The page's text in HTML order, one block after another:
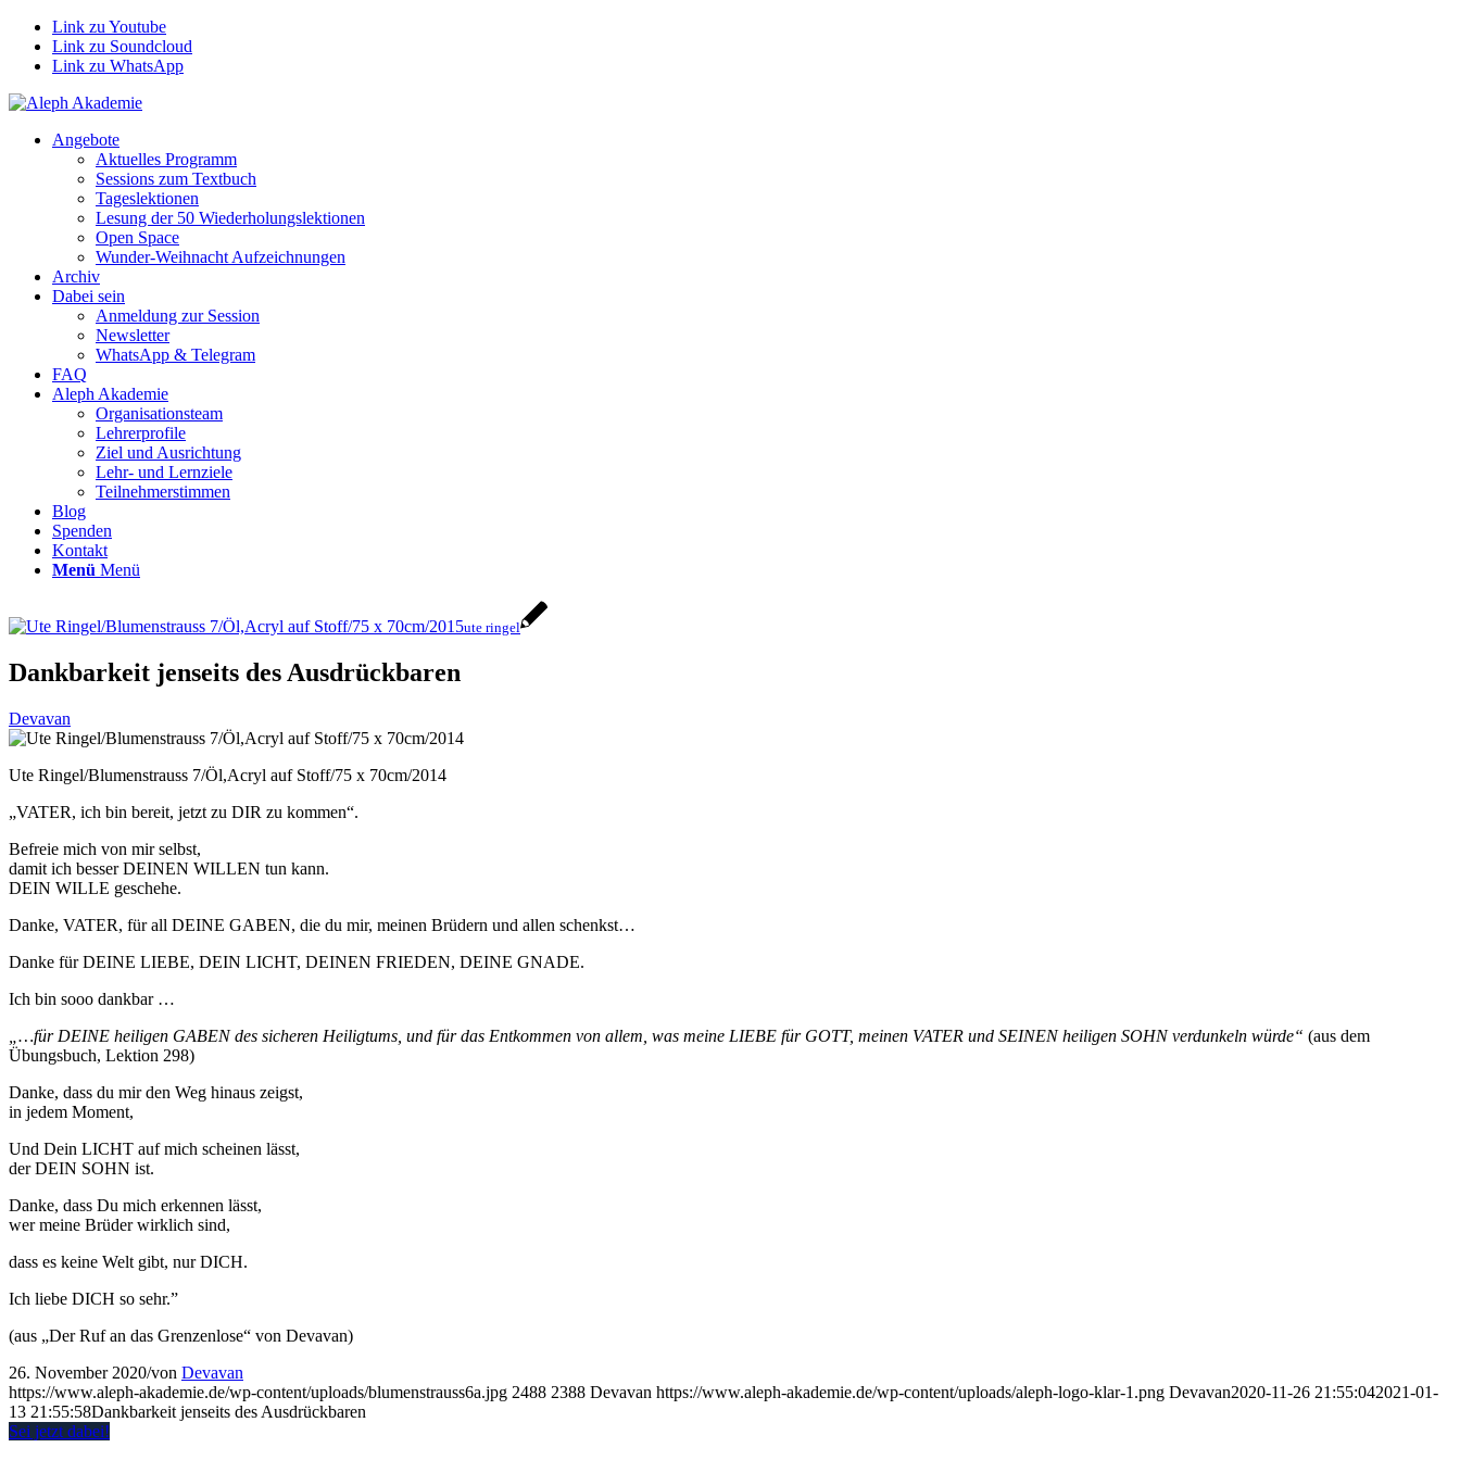
Link zu Youtube
Link zu Soundcloud
Link zu WhatsApp
Angebote
Aktuelles Programm
Sessions zum Textbuch
Tageslektionen
Lesung der 50 Wiederholungslektionen
Open Space
Wunder-Weihnacht Aufzeichnungen
Archiv
Dabei sein
Anmeldung zur Session
Newsletter
WhatsApp & Telegram
FAQ
Aleph Akademie
Organisationsteam
Lehrerprofile
Ziel und Ausrichtung
Lehr- und Lernziele
Teilnehmerstimmen
Blog
Spenden
Kontakt
Menü Menü
ute ringel
Dankbarkeit jenseits des Ausdrückbaren
Devavan
Ute Ringel/Blumenstrauss 7/Öl,Acryl auf Stoff/75 x 70cm/2014
„VATER, ich bin bereit, jetzt zu DIR zu kommen“.
Befreie mich von mir selbst,
damit ich besser DEINEN WILLEN tun kann.
DEIN WILLE geschehe.
Danke, VATER, für all DEINE GABEN, die du mir, meinen Brüdern und allen schenkst…
Danke für DEINE LIEBE, DEIN LICHT, DEINEN FRIEDEN, DEINE GNADE.
Ich bin sooo dankbar …
„…für DEINE heiligen GABEN des sicheren Heiligtums, und für das Entkommen von allem, was meine LIEBE für GOTT, meinen VATER und SEINEN heiligen SOHN verdunkeln würde“ (aus dem
Übungsbuch, Lektion 298)
Danke, dass du mir den Weg hinaus zeigst,
in jedem Moment,
Und Dein LICHT auf mich scheinen lässt,
der DEIN SOHN ist.
Danke, dass Du mich erkennen lässt,
wer meine Brüder wirklich sind,
dass es keine Welt gibt, nur DICH.
Ich liebe DICH so sehr.”
(aus „Der Ruf an das Grenzenlose“ von Devavan)
26. November 2020/von Devavan
https://www.aleph-akademie.de/wp-content/uploads/blumenstrauss6a.jpg 2488 2388 Devavan https://www.aleph-akademie.de/wp-content/uploads/aleph-logo-klar-1.png Devavan2020-11-26 21:55:042021-01-
13 21:55:58Dankbarkeit jenseits des Ausdrückbaren
Sei jetzt dabei!